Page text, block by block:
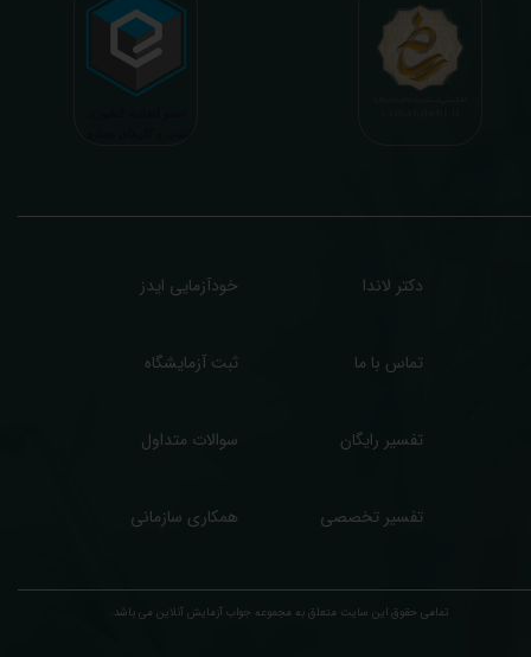
تمامی حقوق این سایت متعلق به مجموعه ​جواب آزمایش آنلاین می باشد.
و شخصی سازی شده) میگردد. تا درنهایت به جامعه ای سالم تر برای تبدیل شدن به
پیشرفته (دیر و زود داره سوخت و سوز نداره...) برسیم. قابل ذکر است که جواب
آنلاین به نتایج هیچ یک از کاربران بصورت مستقیم دسترسی ندارد و موارد تفسیر نیز
با درخواست و ارسال خود کاربر انجام میگیرد و ما تابع اصول اخلاق پزشکی و حرفه ای
دکتر لاندا
تفسیر تخصصی
تفسیر رایگان
خودآزمایی ایدز
ثبت آزمایشگاه تماس با ما
سوالات متداول
همکاری سازمانی